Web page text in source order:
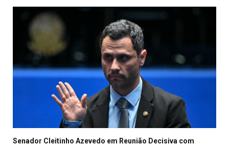
Senador Cleitinho Azevedo em Reunião Decisiva com